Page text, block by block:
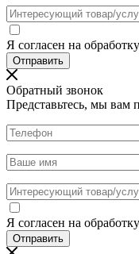
Я согласен на обработку
Обратный звонок
Представьтесь, мы вам
Я согласен на обработку